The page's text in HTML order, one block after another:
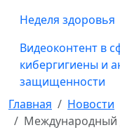
Неделя здоровья
Видеоконтент в
кибергигиены и
защищенности
Главная
Новости
Международный